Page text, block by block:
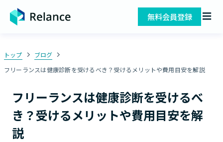
無料会員登録
トップ
ブログ
フリーランスは健康診断を受けるべき？受けるメリットや費用目安を解説
フリーランスは健康診断を受けるべ
き？受けるメリットや費用目安を解
説